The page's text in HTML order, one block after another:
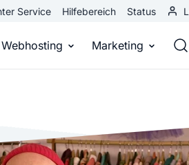
Service Hilfebereich Status
Webhosting Marketing